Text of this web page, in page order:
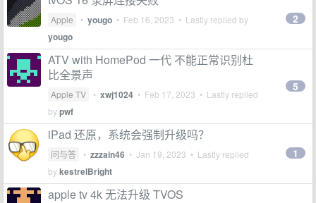
Apple • yougo • Feb 16, 2023 • Lastly replied by
yougo
2
ATV with HomePod 一代 不能正常识别杜
比全景声
Apple TV • xwj1024 • Feb 17, 2023 • Lastly replied
bypwf
5
iPad 还原，系统会强制升级吗？
问与答 • zzzain46 • Jan 19, 2023 • Lastly replied
bykestrelBright
1
apple tv 4k 无法升级 TVOS